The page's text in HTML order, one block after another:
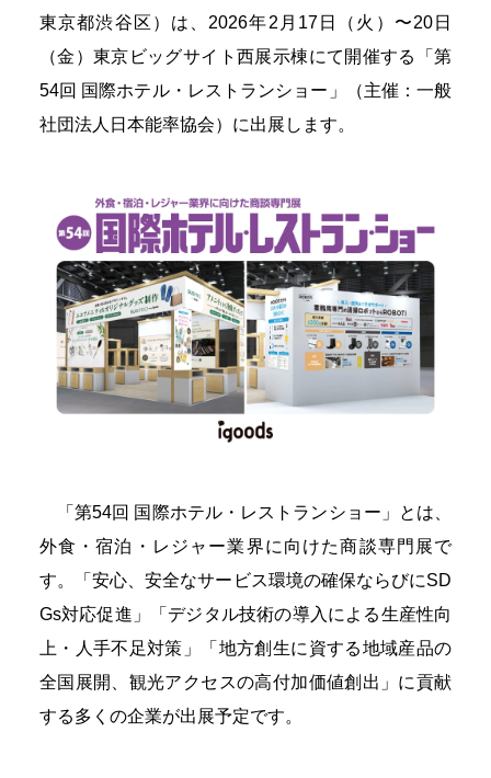
東京都渋谷区）は、2026年2月17日（火）〜20日
（金）東京ビッグサイト西展示棟にて開催する「第
54回 国際ホテル・レストランショー」（主催：一般
社団法人日本能率協会）に出展します。
「第54回 国際ホテル・レストランショー」とは、
外食・宿泊・レジャー業界に向けた商談専門展で
す。「安心、安全なサービス環境の確保ならびにSD
Gs対応促進」「デジタル技術の導入による生産性向
上・人手不足対策」「地方創生に資する地域産品の
全国展開、観光アクセスの高付加価値創出」に貢献
する多くの企業が出展予定です。